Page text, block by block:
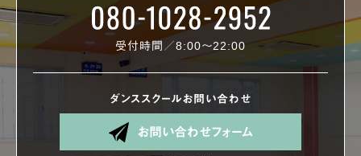
受付時間／8:00〜22:00
ダンススクールお問い合わせ
お問い合わせフォーム